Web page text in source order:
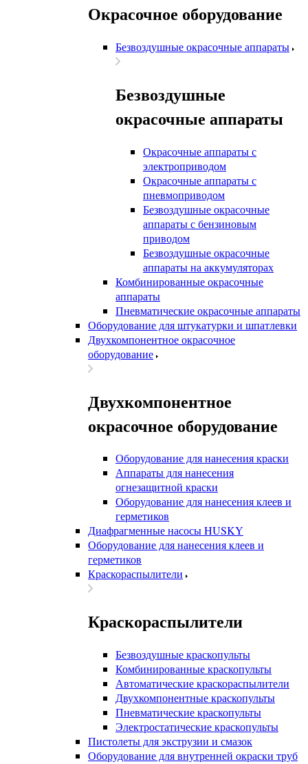
Окрасочное оборудование
Безвоздушные окрасочные аппараты
Безвоздушные
окрасочные аппараты
Окрасочные аппараты с
электроприводом
Окрасочные аппараты с
пневмоприводом
Безвоздушные окрасочные
аппараты с бензиновым
приводом
Безвоздушные окрасочные
аппараты на аккумуляторах
Комбинированные окрасочные
аппараты
Пневматические окрасочные аппараты
Оборудование для штукатурки и шпатлевки
Двухкомпонентное окрасочное
оборудование
Двухкомпонентное
окрасочное оборудование
Оборудование для нанесения краски
Аппараты для нанесения
огнезащитной краски
Оборудование для нанесения клеев и
герметиков
Диафрагменные насосы HUSKY
Оборудование для нанесения клеев и
герметиков
Краскораспылители
Краскораспылители
Безвоздушные краскопульты
Комбинированные краскопульты
Автоматические краскораспылители
Двухкомпонентные краскопульты
Пневматические краскопульты
Электростатические краскопульты
Пистолеты для экструзии и смазок
Оборудование для внутренней окраски труб